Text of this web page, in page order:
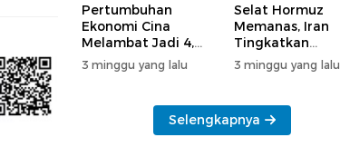
Pertumbuhan
Ekonomi Cina
Melambat Jadi 4,3
Persen
3 minggu yang lalu
Selat Hormuz
Memanas, Iran
Tingkatkan
Tekanan ke AS
3 minggu yang lalu
Selengkapnya